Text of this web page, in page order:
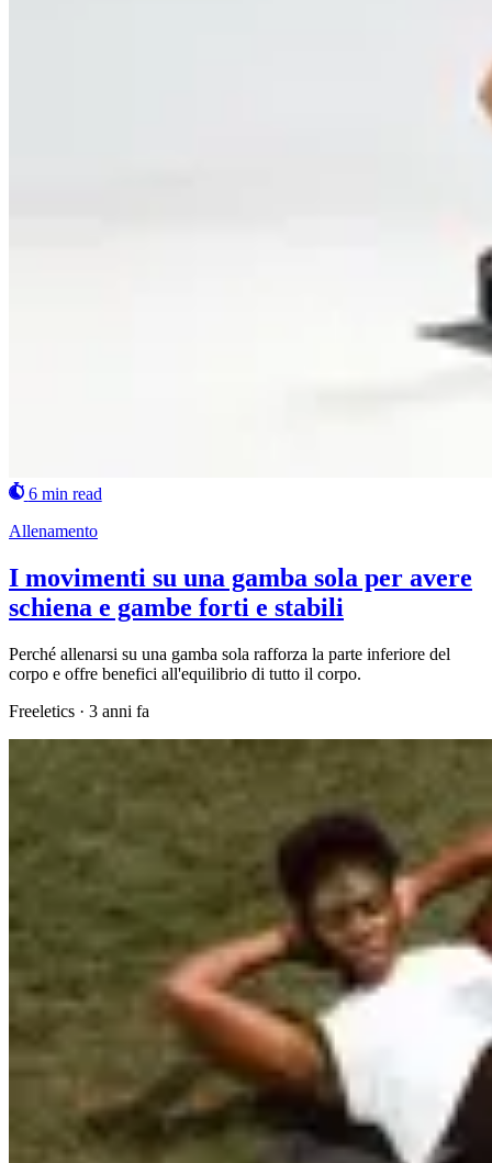
6 min read
Allenamento
I movimenti su una gamba sola per avere
schiena e gambe forti e stabili
Perché allenarsi su una gamba sola rafforza la parte inferiore del
corpo e offre benefici all'equilibrio di tutto il corpo.
Freeletics · 3 anni fa